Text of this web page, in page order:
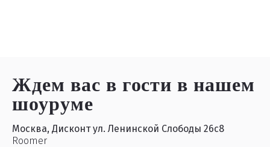
Ждем вас в гостив нашем
шоуруме
Москва, Дисконт ул. Ленинской Слободы 26с8
Roomer